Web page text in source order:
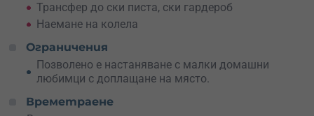
Трансфер до ски писта, ски гардероб
Наемане на колела
Ограничения
Позволено е настаняване с малки домашни
любимци с доплащане на място.
Времетраене